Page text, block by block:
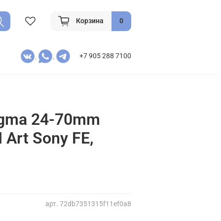
Корзина 0
+7 905 288 7100
арт. 72db7351315f11ef0a8
24-70mm
Art Sony FE,